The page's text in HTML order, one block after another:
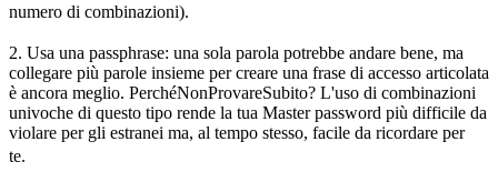
numero di combinazioni).
2. Usa una passphrase: una sola parola potrebbe andare bene, ma
collegare più parole insieme per creare una frase di accesso articolata
è ancora meglio. PerchéNonProvareSubito? L'uso di combinazioni
univoche di questo tipo rende la tua Master password più difficile da
violare per gli estranei ma, al tempo stesso, facile da ricordare per
te.